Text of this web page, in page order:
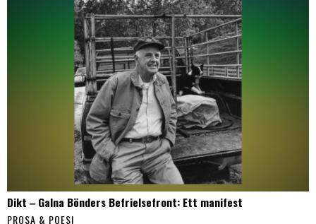
Dikt ‒ Galna Bönders Befrielsefront: Ett manifest
PROSA & POESI